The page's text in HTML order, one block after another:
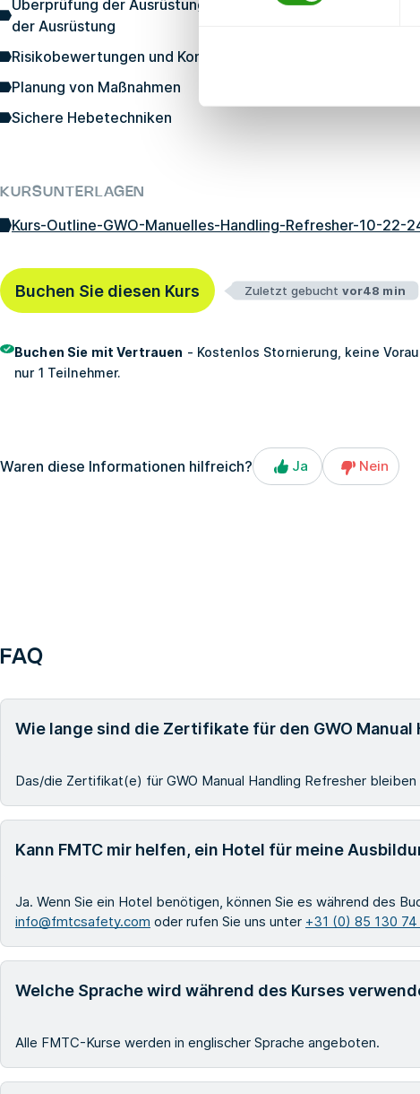
Überprüfung der Ausrüstung vor und nach dem Einsatz,
der Ausrüstung
Risikobewertungen und Kontrollmaßnahmen
Planung von Maßnahmen
Sichere Hebetechniken
KURSUNTERLAGEN
Kurs-Outline-GWO-Manuelles-Handling-Refresher-10-22-
Buchen Sie diesen Kurs Zuletzt gebucht vor48 min
Buchen Sie mit Vertrauen - Kostenlos Stornierung, keine
nur 1 Teilnehmer.
Waren diese Informationen hilfreich? Ja Nein
FAQ
Wie lange sind die Zertifikate für den GWO
Das/die Zertifikat(e) für GWO Manual Handling Refresher bleiben
Kann FMTC mir helfen, ein Hotel für meine
Ja. Wenn Sie ein Hotel benötigen, können Sie es während des
info@fmtcsafety.com oder rufen Sie uns unter +31 (0) 85 130 74
Welche Sprache wird während des Kurses
Alle FMTC-Kurse werden in englischer Sprache angeboten.